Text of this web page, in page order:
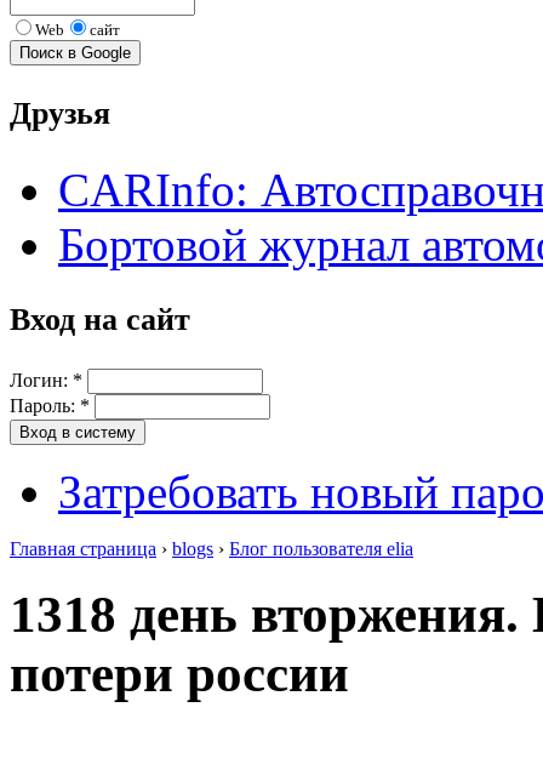
Web сайт
Друзья
CARInfo:
Бортовой журнал
Вход на сайт
Логин: *
Пароль: *
Затребовать новый
Главная страница › blogs › Блог пользователя elia
1318 день
потери россии